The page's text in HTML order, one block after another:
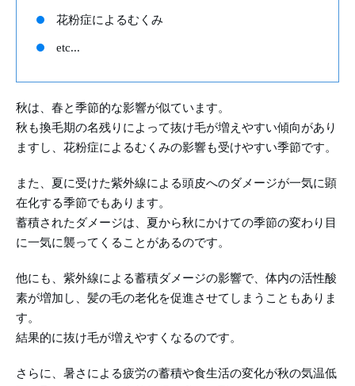
花粉症によるむくみ
etc...
秋は、春と季節的な影響が似ています。
秋も換毛期の名残りによって抜け毛が増えやすい傾向があり
ますし、花粉症によるむくみの影響も受けやすい季節です。
また、夏に受けた紫外線による頭皮へのダメージが一気に顕
在化する季節でもあります。
蓄積されたダメージは、夏から秋にかけての季節の変わり目
に一気に襲ってくることがあるのです。
他にも、紫外線による蓄積ダメージの影響で、体内の活性酸
素が増加し、髪の毛の老化を促進させてしまうこともありま
す。
結果的に抜け毛が増えやすくなるのです。
さらに、暑さによる疲労の蓄積や食生活の変化が秋の気温低